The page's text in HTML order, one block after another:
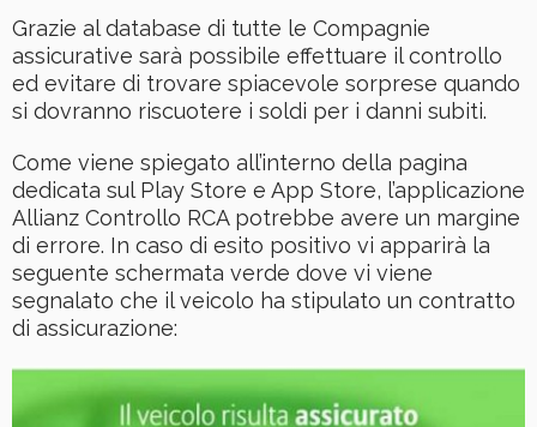
Grazie al database di tutte le Compagnie
assicurative sarà possibile effettuare il controllo
ed evitare di trovare spiacevole sorprese quando
si dovranno riscuotere i soldi per i danni subiti.
Come viene spiegato all’interno della pagina
dedicata sul Play Store e App Store, l’applicazione
Allianz Controllo RCA potrebbe avere un margine
di errore. In caso di esito positivo vi apparirà la
seguente schermata verde dove vi viene
segnalato che il veicolo ha stipulato un contratto
di assicurazione: